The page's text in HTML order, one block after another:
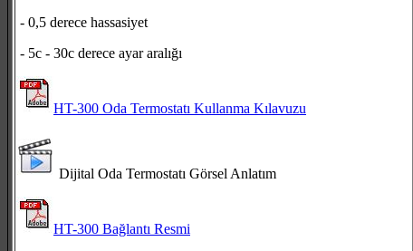
- 0,5 derece hassasiyet
- 5c - 30c derece ayar aralığı
HT-300 Oda Termostatı Kullanma Kılavuzu
Dijital Oda Termostatı Görsel Anlatım
HT-300 Bağlantı Resmi